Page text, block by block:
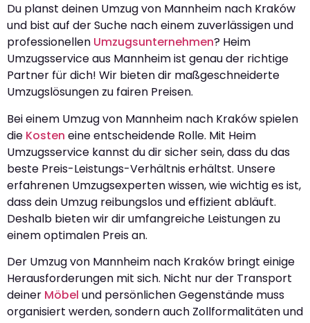
Du planst deinen Umzug von Mannheim nach Kraków
und bist auf der Suche nach einem zuverlässigen und
professionellen Umzugsunternehmen? Heim
Umzugsservice aus Mannheim ist genau der richtige
Partner für dich! Wir bieten dir maßgeschneiderte
Umzugslösungen zu fairen Preisen.
Bei einem Umzug von Mannheim nach Kraków spielen
die Kosten eine entscheidende Rolle. Mit Heim
Umzugsservice kannst du dir sicher sein, dass du das
beste Preis-Leistungs-Verhältnis erhältst. Unsere
erfahrenen Umzugsexperten wissen, wie wichtig es ist,
dass dein Umzug reibungslos und effizient abläuft.
Deshalb bieten wir dir umfangreiche Leistungen zu
einem optimalen Preis an.
Der Umzug von Mannheim nach Kraków bringt einige
Herausforderungen mit sich. Nicht nur der Transport
deiner Möbel und persönlichen Gegenstände muss
organisiert werden, sondern auch Zollformalitäten und